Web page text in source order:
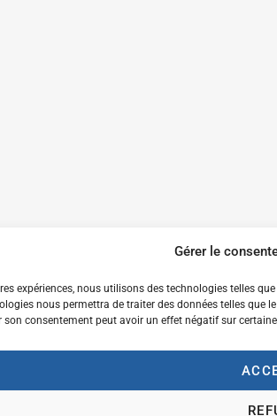
Gérer le
expériences, nous utilisons des technologies telles
nous permettra de traiter des données telles que
son consentement peut avoir un effet négatif sur